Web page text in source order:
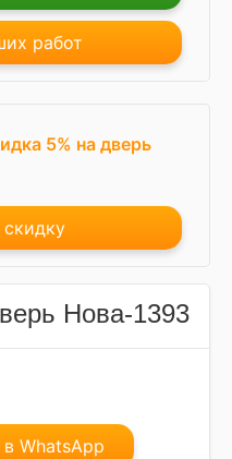
работ
5% на дверь
Нова-1393
WhatsApp